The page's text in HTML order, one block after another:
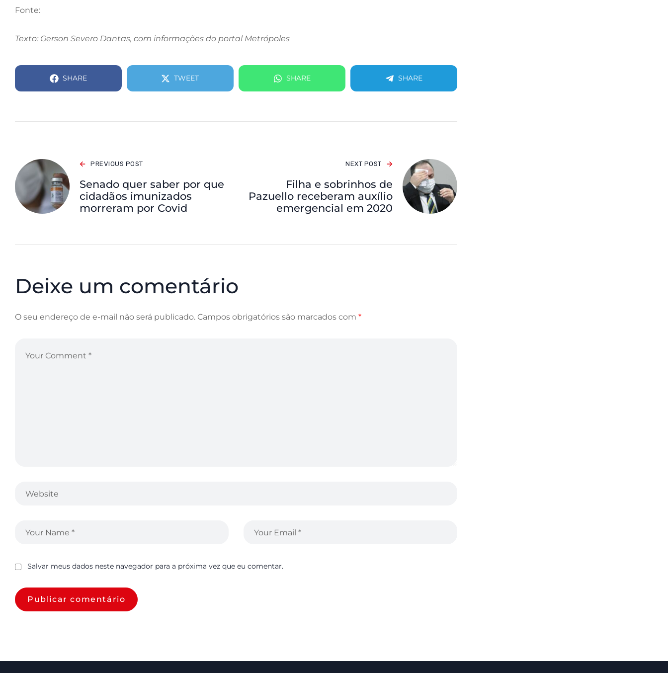
Fonte:
Texto: Gerson Severo Dantas, com informações do portal Metrópoles
SHARE TWEET SHARE SHARE
PREVIOUS POST
Senado quer saber por que
cidadãos imunizados
morreram por Covid
NEXT POST
Filha e sobrinhos de
Pazuello receberam auxílio
emergencial em 2020
Deixe um comentário
O seu endereço de e-mail não será publicado. Campos obrigatórios são marcados com *
Salvar meus dados neste navegador para a próxima vez que eu comentar.